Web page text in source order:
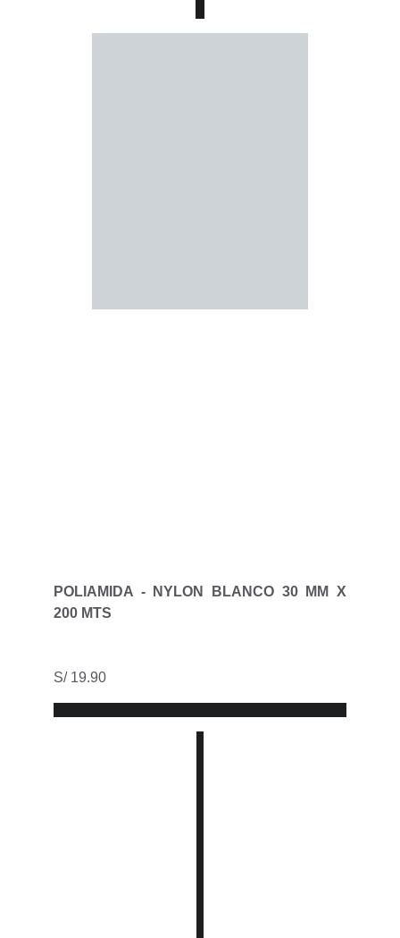
POLIAMIDA - NYLON BLANCO 30 MM X
200 MTS
S/ 19.90